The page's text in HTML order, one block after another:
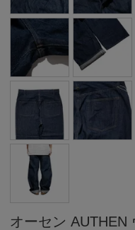
オーセン AUTHEN